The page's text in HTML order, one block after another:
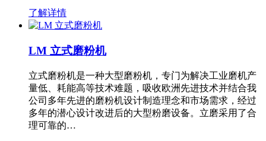
了解详情
LM 立式磨粉机
立式磨粉机是一种大型磨粉机，专门为解决工业磨机产
量低、耗能高等技术难题，吸收欧洲先进技术并结合我
公司多年先进的磨粉机设计制造理念和市场需求，经过
多年的潜心设计改进后的大型粉磨设备。立磨采用了合
理可靠的…